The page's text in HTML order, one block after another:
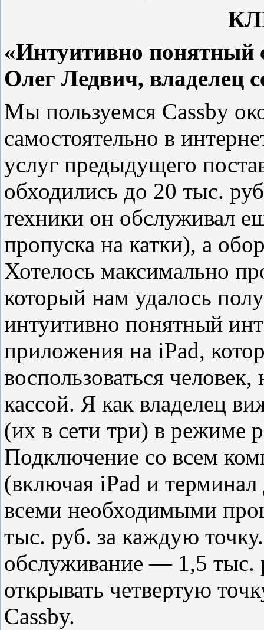
«Интуитивно понятный
Олег Ледвич, владелец
Мы пользуемся Cassby
самостоятельно в
услуг предыдущего
обходились до 20 тыс.
техники он обслуживал
пропуска на катки), а
Хотелось максимально
который нам удалось
интуитивно понятный
приложения на iPad,
воспользоваться
кассой. Я как владелец
(их в сети три) в режиме
Подключение со всем
(включая iPad и
всеми необходимыми
тыс. руб. за каждую
обслуживание — 1,5 тыс.
открывать четвертую
Cassby.